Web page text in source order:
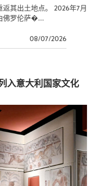
其出土地点。 2026年7月
佛罗伦萨�...
08/07/2026
入意大利国家文化